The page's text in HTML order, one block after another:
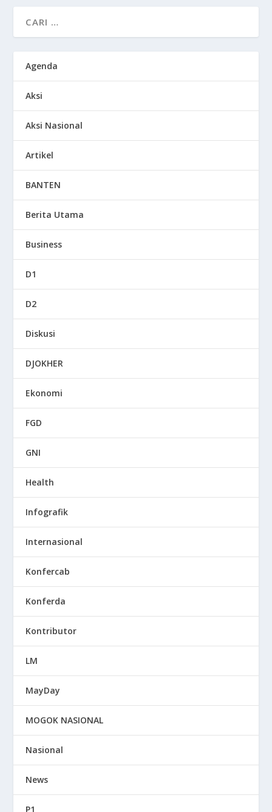
Agenda
Aksi
Aksi Nasional
Artikel
BANTEN
Berita Utama
Business
D1
D2
Diskusi
DJOKHER
Ekonomi
FGD
GNI
Health
Infografik
Internasional
Konfercab
Konferda
Kontributor
LM
MayDay
MOGOK NASIONAL
Nasional
News
P1